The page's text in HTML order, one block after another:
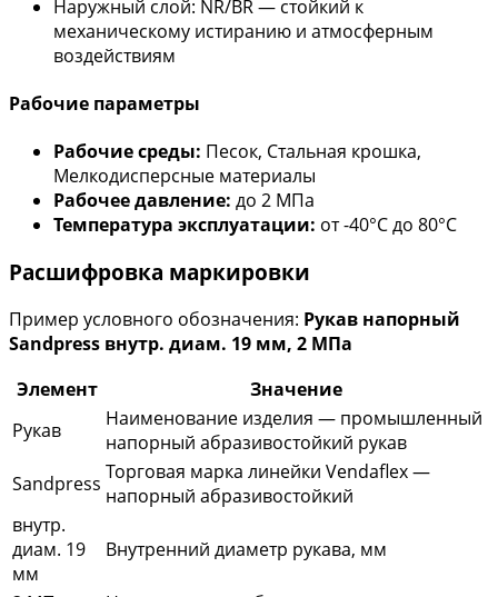
Наружный слой: NR/BR — стойкий к
механическому истиранию и атмосферным
воздействиям
Рабочие параметры
Рабочие среды: Песок, Стальная крошка,
Мелкодисперсные материалы
Рабочее давление: до 2 МПа
Температура эксплуатации: от -40°С до 80°С
Расшифровка маркировки
Пример условного обозначения: Рукав напорный
Sandpress внутр. диам. 19 мм, 2 МПа
Элемент
Значение
Рукав
Наименование изделия — промышленный
напорный абразивостойкий рукав
Sandpress Торговая марка линейки Vendaflex —
напорный абразивостойкий
внутр.
диам. 19
мм
Внутренний диаметр рукава, мм